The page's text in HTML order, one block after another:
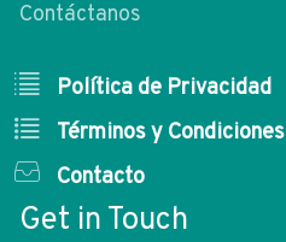
Contáctanos
Política de Privacidad
Términos y Condiciones
Contacto
Get in Touch